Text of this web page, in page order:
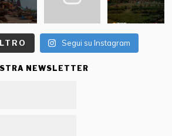
Segui su Instagram
NEWSLETTER